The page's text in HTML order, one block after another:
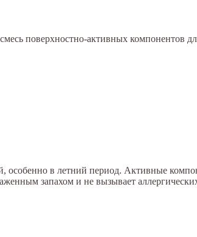
поверхностно-активных компонентов
особенно в летний период. Активные
запахом и не вызывает